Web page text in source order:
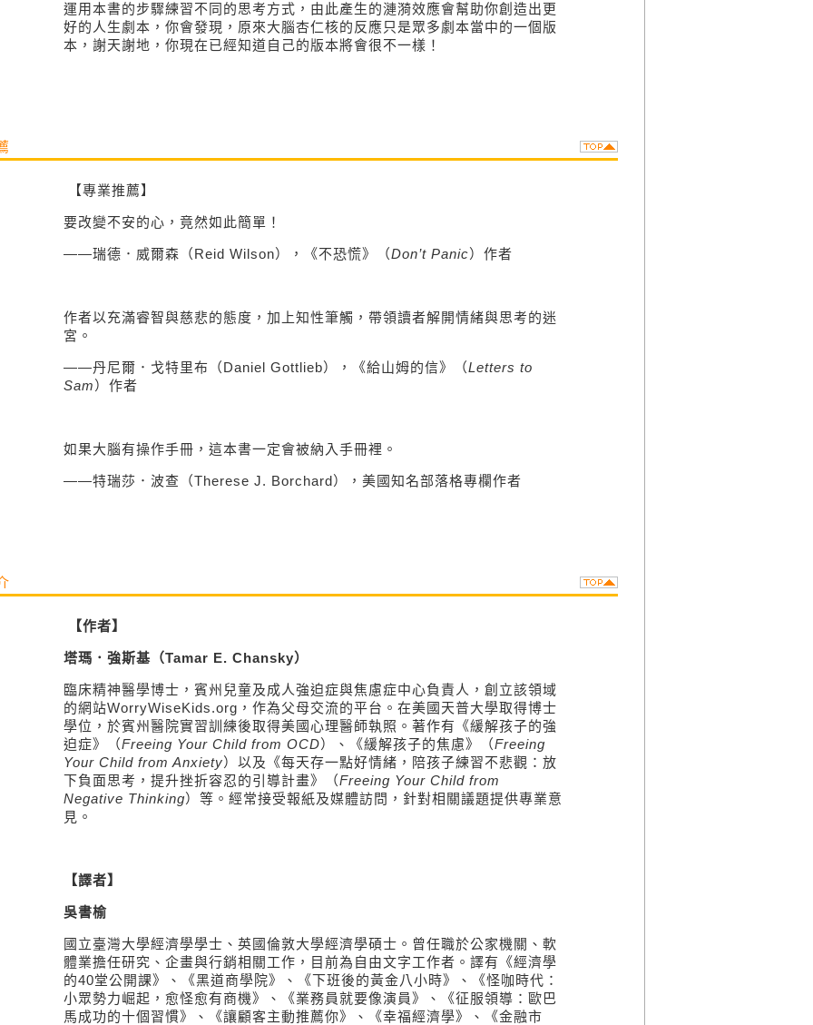
運用本書的步驟練習不同的思考方式，由此產生的漣漪效應會幫助你創造出更
好的人生劇本，你會發現，原來大腦杏仁核的反應只是眾多劇本當中的一個版
本，謝天謝地，你現在已經知道自己的版本將會很不一樣！
【專業推薦】
要改變不安的心，竟然如此簡單！
——瑞德．威爾森 （Reid Wilson），《不恐慌》（Don’t Panic）作者
作者以充滿睿智與慈悲的態度，加上知性筆觸，帶領讀者解開情緒與思考的迷
宮。
——丹尼爾．戈特里布（Daniel Gottlieb），《給山姆的信》（Letters to
Sam）作者
如果大腦有操作手冊，這本書一定會被納入手冊裡。
——特瑞莎．波查（Therese J. Borchard），美國知名部落格專欄作者
【作者】
塔瑪．強斯基（Tamar E. Chansky）
臨床精神醫學博士，賓州 兒童及成人強迫症與焦慮症中心負責人， 創立該領域
的網站WorryWiseKids.org ，作為父母交流的平台。在美國天普大學取得博士
學位，於賓州醫院實習訓練後取得美國心理醫師執照。著作有《緩解孩子的強
迫症》（Freeing Your Child from OCD）、《緩解孩子的焦慮》（Freeing
Your Child from Anxiety）以及《每天存一點好情緒，陪孩子練習不悲觀：放
下負面思考，提升挫折容忍的引導計畫》（Freeing Your Child from
Negative Thinking）等。經常接受報紙及媒體訪問，針對相關議題提供專業意
見。
【譯者】
吳書榆
國立臺灣大學經濟學學士、英國倫敦大學經濟學碩士。曾任職於公家機關、軟
體業擔任研究、企畫與行銷相關工作，目前為自由文字工作者。譯有《經濟學
的40堂公開課》、《黑道商學院》、《下班後的黃金八小時》、《怪咖時代：
小眾勢力崛起，愈怪愈有商機》、《業務員就要像演員》、《征服領導：歐巴
馬成功的十個習慣》、《讓顧客主動推薦你》、《幸福經濟學》、《金融市